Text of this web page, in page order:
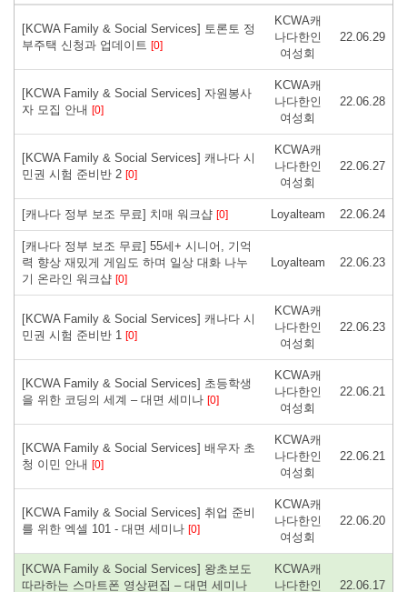
[KCWA Family & Social Services] 토론토 정
부주택 신청과 업데이트 [0]
KCWA캐
나다한인
여성회
22.06.29
[KCWA Family & Social Services] 자원봉사
자 모집 안내 [0]
KCWA캐
나다한인
여성회
22.06.28
[KCWA Family & Social Services] 캐나다 시
민권 시험 준비반 2 [0]
KCWA캐
나다한인
여성회
22.06.27
[캐나다 정부 보조 무료] 치매 워크샵 [0] Loyalteam 22.06.24
[캐나다 정부 보조 무료] 55세+ 시니어, 기억
력 향상 재밌게 게임도 하며 일상 대화 나누
기 온라인 워크샵 [0]
Loyalteam 22.06.23
[KCWA Family & Social Services] 캐나다 시
민권 시험 준비반 1 [0]
KCWA캐
나다한인
여성회
22.06.23
[KCWA Family & Social Services] 초등학생
을 위한 코딩의 세계 – 대면 세미나 [0]
KCWA캐
나다한인
여성회
22.06.21
[KCWA Family & Social Services] 배우자 초
청 이민 안내 [0]
KCWA캐
나다한인
여성회
22.06.21
[KCWA Family & Social Services] 취업 준비
를 위한 엑셀 101 - 대면 세미나 [0]
KCWA캐
나다한인
여성회
22.06.20
[KCWA Family & Social Services] 왕초보도
따라하는 스마트폰 영상편집 – 대면 세미나
KCWA캐
나다한인
22.06.17